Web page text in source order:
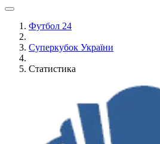
Футбол 24
Суперкубок України
Статистика